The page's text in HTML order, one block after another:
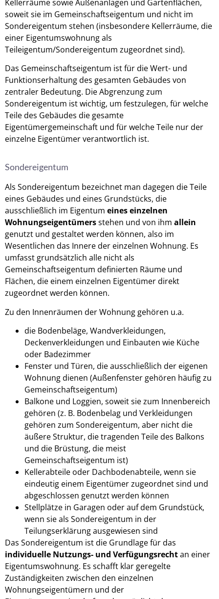
Kellerräume sowie Außenanlagen und Gartenflächen,
soweit sie im Gemeinschaftseigentum und nicht im
Sondereigentum stehen (insbesondere Kellerräume, die
einer Eigentumswohnung als
Teileigentum/Sondereigentum zugeordnet sind).
Das Gemeinschaftseigentum ist für die Wert- und
Funktionserhaltung des gesamten Gebäudes von
zentraler Bedeutung. Die Abgrenzung zum
Sondereigentum ist wichtig, um festzulegen, für welche
Teile des Gebäudes die gesamte
Eigentümergemeinschaft und für welche Teile nur der
einzelne Eigentümer verantwortlich ist.
Sondereigentum
Als Sondereigentum bezeichnet man dagegen die Teile
eines Gebäudes und eines Grundstücks, die
ausschließlich im Eigentum eines einzelnen
Wohnungseigentümersstehen und von ihm allein
genutzt und gestaltet werden können, also im
Wesentlichen das Innere der einzelnen Wohnung. Es
umfasst grundsätzlich alle nicht als
Gemeinschaftseigentum definierten Räume und
Flächen, die einem einzelnen Eigentümer direkt
zugeordnet werden können.
Zu den Innenräumen der Wohnung gehören u.a.
die Bodenbeläge, Wandverkleidungen,
Deckenverkleidungen und Einbauten wie Küche
oder Badezimmer
Fenster und Türen, die ausschließlich der eigenen
Wohnung dienen (Außenfenster gehören häufig zu
Gemeinschaftseigentum)
Balkone und Loggien, soweit sie zum Innenbereich
gehören (z. B. Bodenbelag und Verkleidungen
gehören zum Sondereigentum, aber nicht die
äußere Struktur, die tragenden Teile des Balkons
und die Brüstung, die meist
Gemeinschaftseigentum ist)
Kellerabteile oder Dachbodenabteile, wenn sie
eindeutig einem Eigentümer zugeordnet sind und
abgeschlossen genutzt werden können
Stellplätze in Garagen oder auf dem Grundstück,
wenn sie als Sondereigentum in der
Teilungserklärung ausgewiesen sind
Das Sondereigentum ist die Grundlage für das
individuelle Nutzungs- und Verfügungsrechtan einer
Eigentumswohnung. Es schafft klar geregelte
Zuständigkeiten zwischen den einzelnen
Wohnungseigentümern und der